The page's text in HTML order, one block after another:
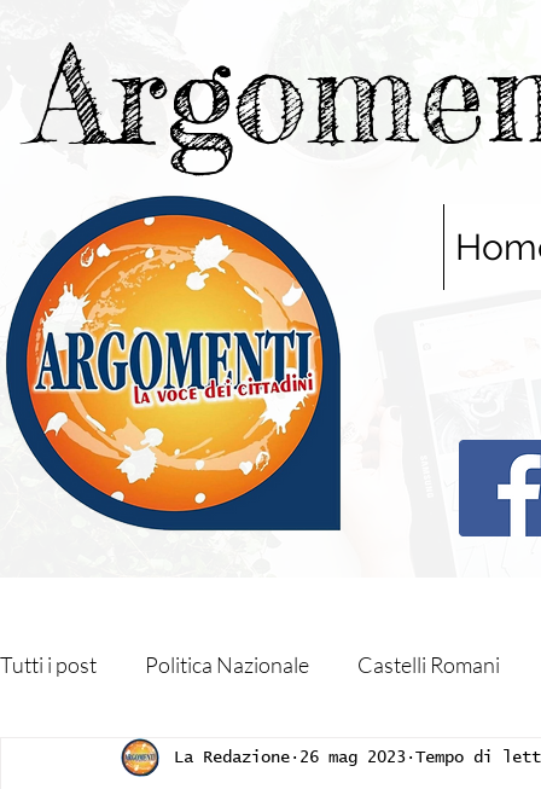
Tutti i post Politica Nazionale Castelli Romani
Roma Capitale Regione Lazio Associazioni
La Redazione 26 mag 2023 Tempo di